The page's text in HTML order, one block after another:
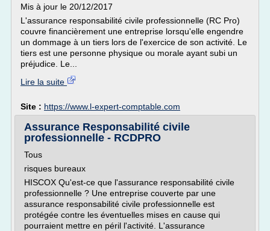
Mis à jour le 20/12/2017
L'assurance responsabilité civile professionnelle (RC Pro)
couvre financièrement une entreprise lorsqu'elle engendre
un dommage à un tiers lors de l'exercice de son activité. Le
tiers est une personne physique ou morale ayant subi un
préjudice. Le...
Lire la suite
Site : https://www.l-expert-comptable.com
Assurance Responsabilité civile
professionnelle - RCDPRO
Tous
risques bureaux
HISCOX Qu'est-ce que l'assurance responsabilité civile
professionnelle ? Une entreprise couverte par une
assurance responsabilité civile professionnelle est
protégée contre les éventuelles mises en cause qui
pourraient mettre en péril l'activité. L'assurance